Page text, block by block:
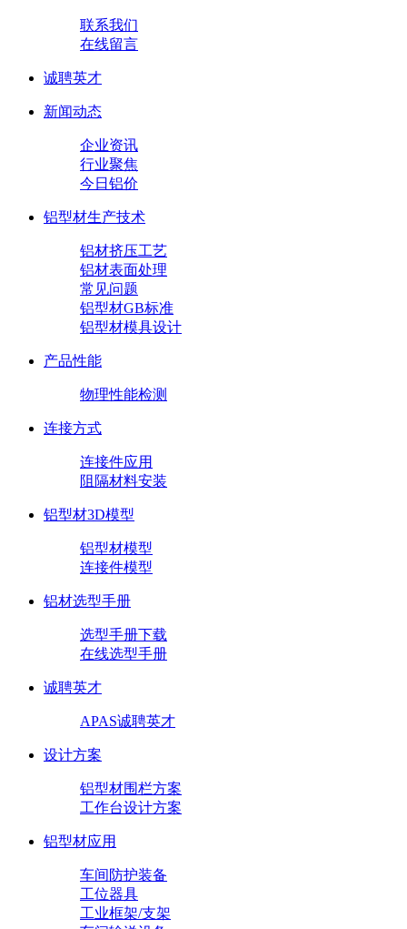
联系我们
在线留言
诚聘英才
新闻动态
企业资讯
行业聚焦
今日铝价
铝型材生产技术
铝材挤压工艺
铝材表面处理
常见问题
铝型材GB标准
铝型材模具设计
产品性能
物理性能检测
连接方式
连接件应用
阻隔材料安装
铝型材3D模型
铝型材模型
连接件模型
铝材选型手册
选型手册下载
在线选型手册
诚聘英才
APAS诚聘英才
设计方案
铝型材围栏方案
工作台设计方案
铝型材应用
车间防护装备
工位器具
工业框架/支架